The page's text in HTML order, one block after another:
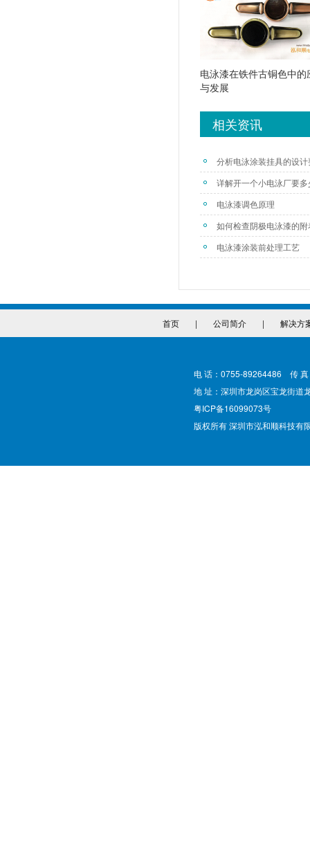
电泳漆在铁件古铜色中的
与发展
相关资讯
分析电泳涂装挂具的设计
详解开一个小电泳厂要
电泳漆调色原理
如何检查阴极电泳漆的
电泳漆涂装前处理工艺
首页 | 公司简介 | 解决方
电 话：0755-89264486 传
地 址：深圳市龙岗区宝龙街道
粤ICP备16099073号
版权所有 深圳市泓和顺科技有